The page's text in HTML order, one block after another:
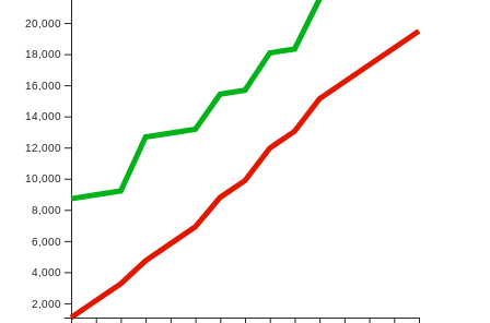
2,000
4,000
6,000
8,000
10,000
12,000
14,000
16,000
18,000
20,000